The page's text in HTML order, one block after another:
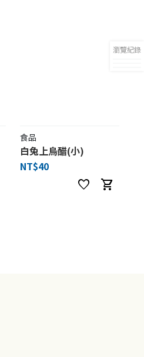
瀏覽紀錄
食品
白兔上烏醋(小)
NT$40
favorite shopping_cart